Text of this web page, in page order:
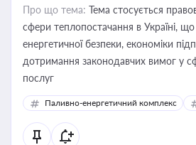
Про що тема: Тема стосується
сфери теплопостачання в Україні,
енергетичної безпеки, економіки
дотримання законодавчих вимог у
послуг
Паливно-енергетичний комплекс